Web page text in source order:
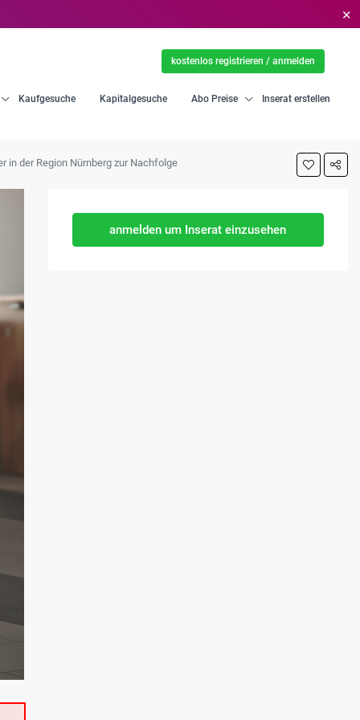
✕
Kaufgesuche Kapitalgesuche Abo Preise Inserat erstellen
kostenlos registrieren / anmelden
in der Region Nürnberg zur Nachfolge
anmelden um Inserat einzusehen